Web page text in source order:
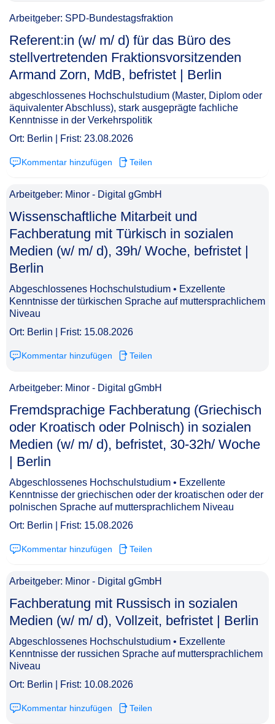
Arbeitgeber: SPD-Bundestagsfraktion
Referent:in (w/ m/ d) für das Büro des
stellvertretenden Fraktionsvorsitzenden
Armand Zorn, MdB, befristet | Berlin​‌‌‌‌​‌​‌‌​‌‌‌​‌​​‌
abgeschlossenes Hochschulstudium (Master, Diplom oder
äquivalenter Abschluss), stark ausgeprägte fachliche
Kenntnisse in der Verkehrspolitik
Ort: Berlin | Frist: 23.08.2026
Kommentar hinzufügen Teilen
Arbeitgeber: Minor - Digital gGmbH
Wissenschaftliche Mitarbeit und
Fachberatung mit Türkisch in sozialen
Medien (w/ m/ d), 39h/ Woche, befristet |
Berlin​‌‌‌‌​‌​‌‌​‌‌‌​‌​​​
Abgeschlossenes Hochschulstudium • Exzellente
Kenntnisse der türkischen Sprache auf muttersprachlichem
Niveau
Ort: Berlin | Frist: 15.08.2026
Kommentar hinzufügen Teilen
Arbeitgeber: Minor - Digital gGmbH
Fremdsprachige Fachberatung (Griechisch
oder Kroatisch oder Polnisch) in sozialen
Medien (w/ m/ d), befristet, 30-32h/ Woche
| Berlin​‌‌‌‌​‌​‌‌​‌‌‌​​‌‌‌
Abgeschlossenes Hochschulstudium • Exzellente
Kenntnisse der griechischen oder der kroatischen oder der
polnischen Sprache auf muttersprachlichem Niveau
Ort: Berlin | Frist: 15.08.2026
Kommentar hinzufügen Teilen
Arbeitgeber: Minor - Digital gGmbH
Fachberatung mit Russisch in sozialen
Medien (w/ m/ d), Vollzeit, befristet | Berlin​‌‌‌‌​‌​‌‌​‌‌‌​​‌‌​
Abgeschlossenes Hochschulstudium • Exzellente
Kenntnisse der russichen Sprache auf muttersprachlichem
Niveau
Ort: Berlin | Frist: 10.08.2026
Kommentar hinzufügen Teilen